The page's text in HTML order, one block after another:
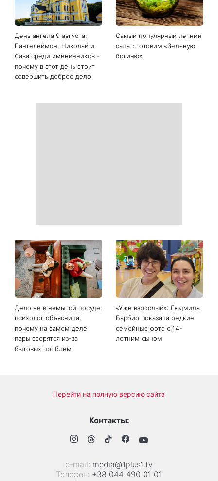
День ангела 9 августа:
Пантелеймон, Николай и
Сава среди именинников -
почему в этот день стоит
совершить доброе дело
Самый популярный летний
салат: готовим «Зеленую
богиню»
Дело не в немытой посуде:
психолог объяснила,
почему на самом деле
пары ссорятся из-за
бытовых проблем
«Уже взрослый»: Людмила
Барбир показала редкие
семейные фото с 14-
летним сыном
Перейти на полную версию сайта
Контакты:
е-mail: media@1plus1.tv
Телефон: +38 044 490 01 01